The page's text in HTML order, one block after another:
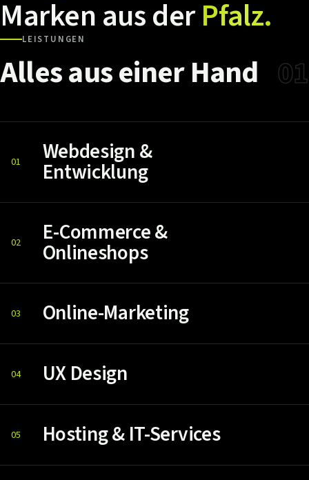
MarkenausderPfalz.
LEISTUNGEN
AllesauseinerHand 01
01 Webdesign &
Entwicklung
02 E-Commerce &
Onlineshops
03 Online-Marketing
04 UX Design
05 Hosting & IT-Services